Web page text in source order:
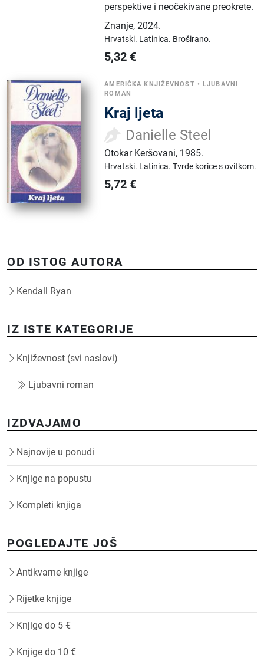
perspektive i neočekivane preokrete.
Znanje,2024.
Hrvatski. Latinica. Broširano.
5,32 €
AMERIČKA KNJIŽEVNOST •LJUBAVNI
ROMAN
Kraj ljeta
Danielle Steel
Otokar Keršovani, 1985.
Hrvatski. Latinica.Tvrde korice s ovitkom.
5,72 €
OD ISTOG AUTORA
Kendall Ryan
IZ ISTE KATEGORIJE
Književnost (svi naslovi)
Ljubavni roman
IZDVAJAMO
Najnovije u ponudi
Knjige na popustu
Kompleti knjiga
POGLEDAJTE JOŠ
Antikvarne knjige
Rijetke knjige
Knjige do 5 €
Knjige do 10 €